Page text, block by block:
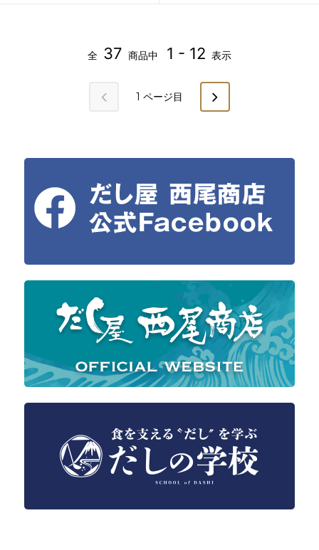
全 37 商品中 1 - 12 表示
1 ページ目